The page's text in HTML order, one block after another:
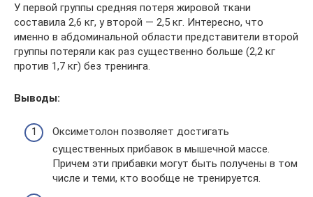
У первой группы средняя потеря жировой ткани
составила 2,6 кг, у второй — 2,5 кг. Интересно, что
именно в абдоминальной области представители второй
группы потеряли как раз существенно больше (2,2 кг
против 1,7 кг) без тренинга.
Выводы:
Оксиметолон позволяет достигать
существенных прибавок в мышечной массе.
Причем эти прибавки могут быть получены в том
числе и теми, кто вообще не тренируется.